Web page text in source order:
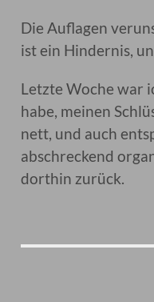
Die Auflagen
ist ein Hindernis,
Letzte Woche war
habe, meinen
nett, und auch
abschreckend
dorthin zurück.